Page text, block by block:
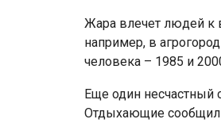
Жара влечет людей к
например, в
человека – 1985 и
Еще один несчастный
Отдыхающие